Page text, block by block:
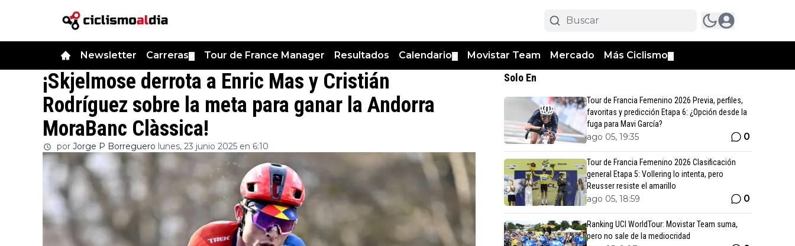
Newsletter Carreras Tour de France Manager Resultados Calendario Movistar Team Mercado Más Ciclismo
¡Skjelmose derrota a Enric Mas y Cristián
Rodríguez sobre la meta para ganar la Andorra
MoraBanc Clàssica!
por Jorge P Borreguero lunes, 23 junio 2025 en 6:10
Solo En
Tour de Francia Femenino 2026 Previa, perfiles,
favoritas y predicción Etapa 6: ¿Opción desde la
fuga para Mavi García?
ago 05, 19:35 0
Tour de Francia Femenino 2026 Clasificación
general Etapa 5: Vollering lo intenta, pero
Reusser resiste el amarillo
ago 05, 18:59 0
Ranking UCI WorldTour: Movistar Team suma,
pero no sale de la mediocridad